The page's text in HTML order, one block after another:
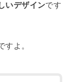
いデザインです
よ。